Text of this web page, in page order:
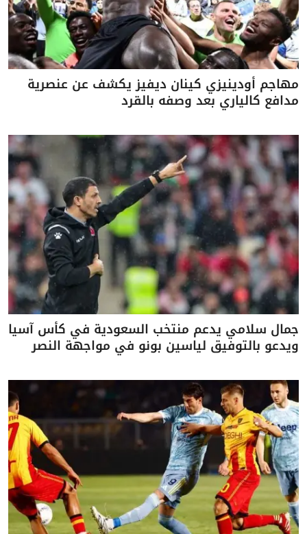
مهاجم أودينيزي كينان ديفيز يكشف عن عنصرية
مدافع كالياري بعد وصفه بالقرد
جمال سلامي يدعم منتخب السعودية في كأس آسيا
ويدعو بالتوفيق لياسين بونو في مواجهة النصر